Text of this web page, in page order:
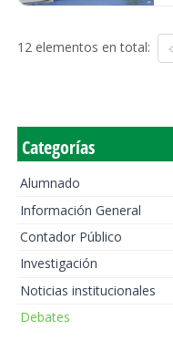
12 elementos en total:
Categorías
Alumnado
Información General
Contador Público
Investigación
Noticias institucionales
Debates